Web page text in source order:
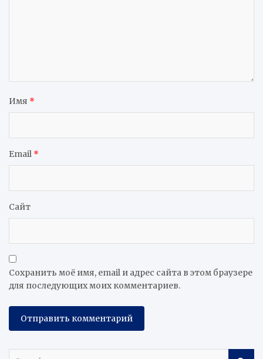
Имя *
Email *
Сайт
Сохранить моё имя, email и адрес сайта в этом браузере
для последующих моих комментариев.